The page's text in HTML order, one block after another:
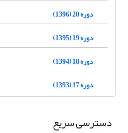
دوره 20 (1396)
دوره 19 (1395)
دوره 18 (1394)
دوره 17 (1393)
دسترسی سریع